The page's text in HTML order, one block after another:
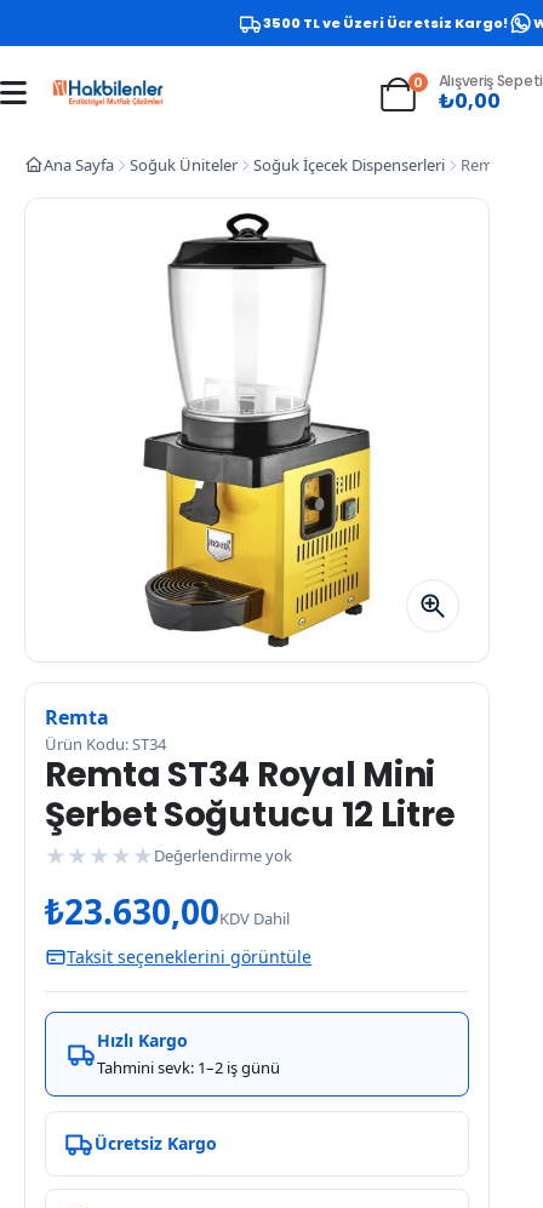
3500 TL ve Üzeri Ücretsiz Kargo!
0 Alışveriş Sepeti
₺0,00
Ana Sayfa Soğuk Üniteler Soğuk İçecek Dispenserleri Remta
Remta
Ürün Kodu: ST34
Remta ST34 Royal Mini
Şerbet Soğutucu 12 Litre
★ ★ ★ ★ ★ Değerlendirme yok
₺23.630,00KDV Dahil
Taksit seçeneklerini görüntüle
Hızlı Kargo
Tahmini sevk: 1–2 iş günü
Ücretsiz Kargo